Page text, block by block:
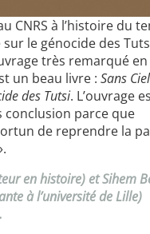
CNRS à l’histoire du
le génocide des
très remarqué en
un beau livre : Sans
des Tutsi. L’ouvrage
conclusion parce que
de reprendre la
en histoire) et Sihem
à l’université de Lille)